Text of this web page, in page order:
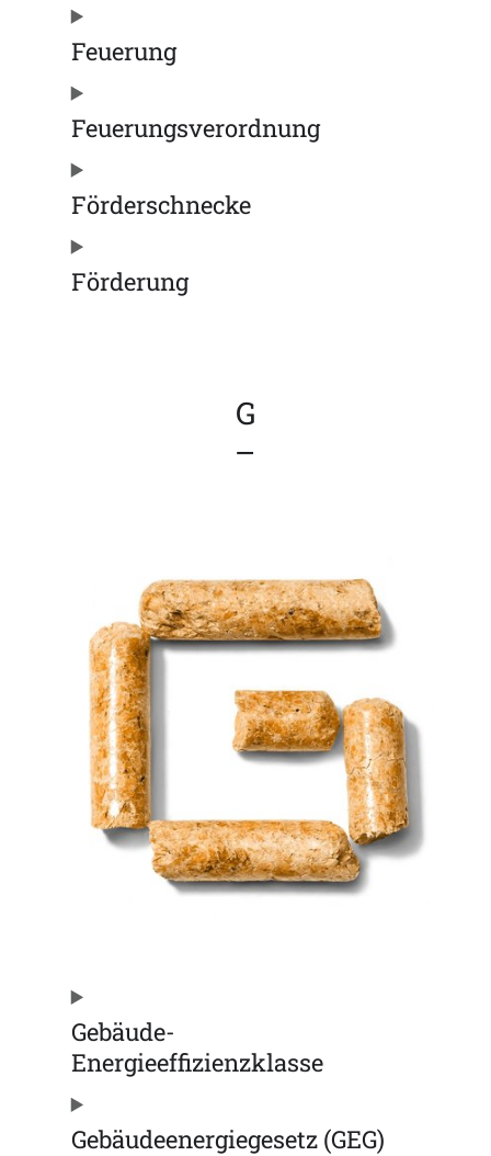
Feuerung
Feuerungsverordnung
Förderschnecke
Förderung
G
–
Gebäude-
Energieeffizienzklasse
Gebäudeenergiegesetz (GEG)